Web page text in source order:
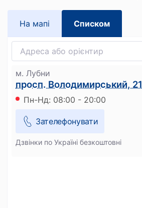
На мапi Списком
м. Лубни
просп. Володимирський, 21
Пн-Нд: 08:00 - 20:00
Зателефонувати
Дзвінки по Україні безкоштовні